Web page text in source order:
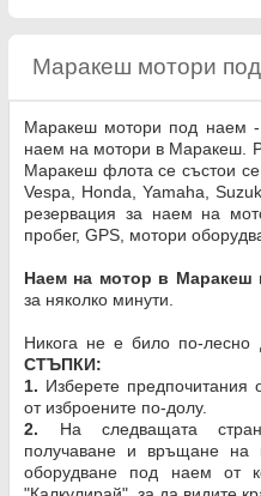
Маракеш мотори
Маракеш мотори под наем -
наем на мотори в Маракеш.
Маракеш флота се състои
Vespa, Honda, Yamaha,
резервация за наем на
пробег, GPS, мотори
Наем на мотор в Маракеш
за няколко минути.
Никога не е било по-
СТЪПКИ:
1. Изберете
от изброените по-долу.
2. На следващата
получаване и връщане
оборудване под наем от